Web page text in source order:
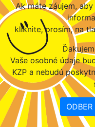
Ak máte záujem,
kliknite, prosím, na
Vaše osobné údaje
KZP a nebudú